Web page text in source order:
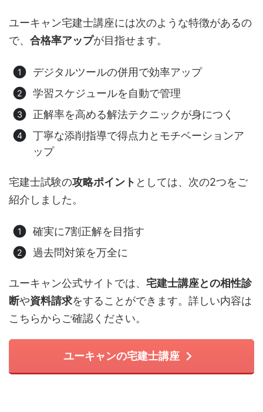
ユーキャン宅建士講座には次のような特徴があるの
で、 合格率アップが目指せます。
デジタルツールの併用で効率アップ
学習スケジュールを自動で管理
正解率を高める解法テクニックが身につく
丁寧な添削指導で得点力とモチベーションア
ップ
宅建士試験の攻略ポイント としては、次の2つをご
紹介しました。
確実に7割正解を目指す
過去問対策を万全に
ユーキャン公式サイトでは、 宅建士講座との相性診
断や資料請求をすることができます。詳しい内容は
こちらからご確認ください。
ユーキャンの宅建士講座